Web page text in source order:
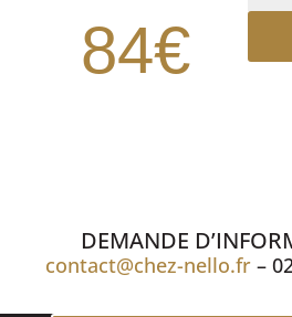
84€
Dîner
DEMANDE
contact@chez-nello.fr –